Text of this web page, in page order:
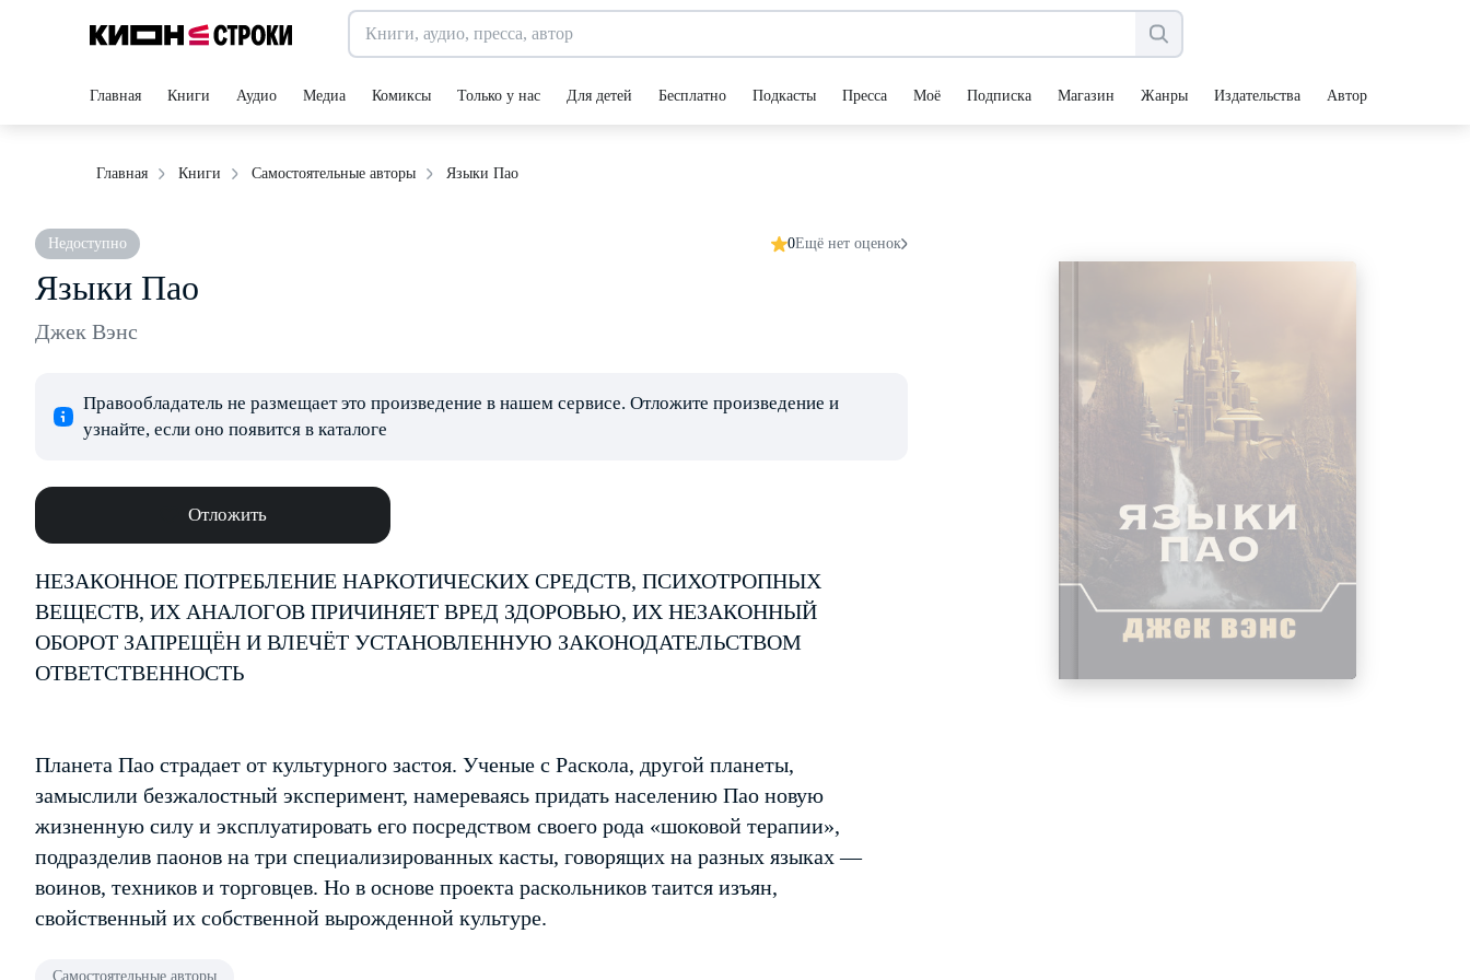
Главная Книги Аудио Медиа Комиксы Только у нас Для детей Бесплатно Подкасты Пресса Моё Подписка Магазин Жанры Издательства Авторы
Главная Книги Самостоятельные авторы Языки Пао
Недоступно 0Ещё нет оценок
Языки Пао
Джек Вэнс
Правообладатель не размещает это произведение в нашем сервисе. Отложите произведение и
узнайте, если оно появится в каталоге
Отложить
НЕЗАКОННОЕ ПОТРЕБЛЕНИЕ НАРКОТИЧЕСКИХ СРЕДСТВ, ПСИХОТРОПНЫХ
ВЕЩЕСТВ, ИХ АНАЛОГОВ ПРИЧИНЯЕТ ВРЕД ЗДОРОВЬЮ, ИХ НЕЗАКОННЫЙ
ОБОРОТ ЗАПРЕЩЁН И ВЛЕЧЁТ УСТАНОВЛЕННУЮ ЗАКОНОДАТЕЛЬСТВОМ
ОТВЕТСТВЕННОСТЬ
Планета Пао страдает от культурного застоя. Ученые с Раскола, другой планеты,
замыслили безжалостный эксперимент, намереваясь придать населению Пао новую
жизненную силу и эксплуатировать его посредством своего рода «шоковой терапии»,
подразделив паонов на три специализированных касты, говорящих на разных языках —
воинов, техников и торговцев. Но в основе проекта раскольников таится изъян,
свойственный их собственной вырожденной культуре.
Самостоятельные авторы